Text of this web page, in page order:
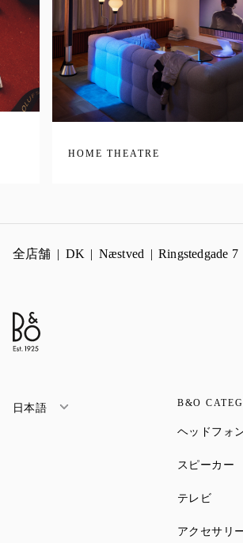
HOME THEATRE
全店舗 DK Næstved Ringstedgade 7
日本語 B&O
ヘッドフォ
スピーカー
テレビLink
アクセサリ